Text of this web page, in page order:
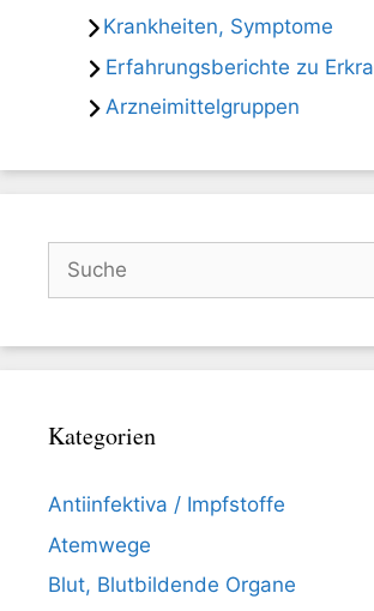
Krankheiten, Symptome
Erfahrungsberichte zu
Arzneimittelgruppen
Suchen
Kategorien
Antiinfektiva / Impfstoffe
Atemwege
Blut, Blutbildende Organe